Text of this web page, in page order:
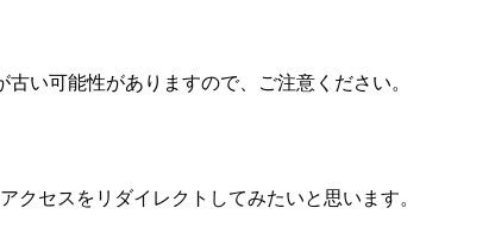
い可能性がありますので、ご注意ください。
セスをリダイレクトしてみたいと思います。